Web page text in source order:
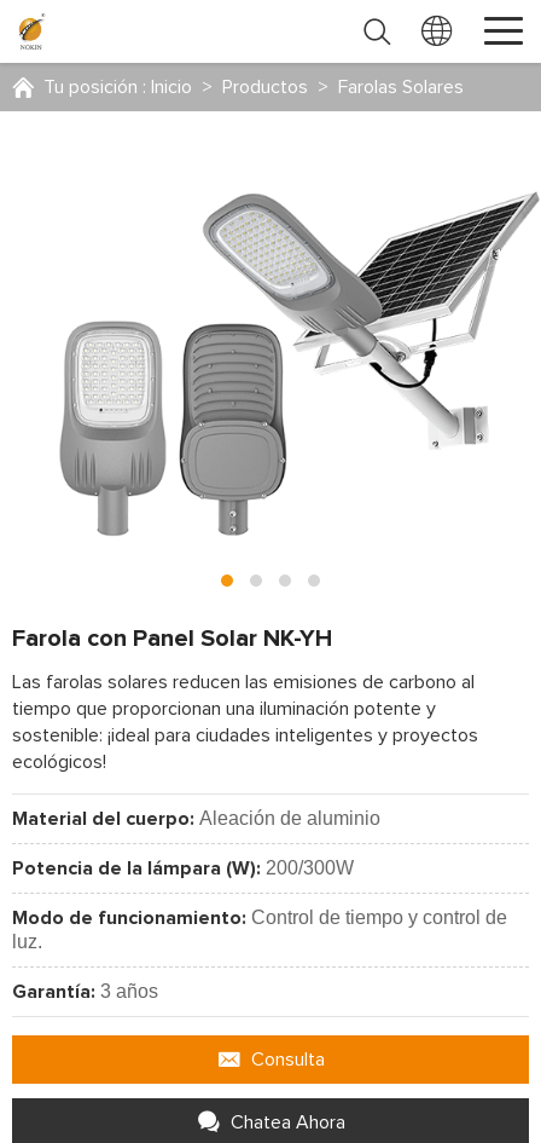
Tu posición : Inicio > Productos > Farolas Solares
Farola con Panel Solar NK-YH
Las farolas solares reducen las emisiones de carbono al
tiempo que proporcionan una iluminación potente y
sostenible: ¡ideal para ciudades inteligentes y proyectos
ecológicos!
Material del cuerpo: Aleación de aluminio
Potencia de la lámpara (W): 200/300W
Modo de funcionamiento: Control de tiempo y control de
luz.
Garantía: 3 años
Consulta
Chatea Ahora